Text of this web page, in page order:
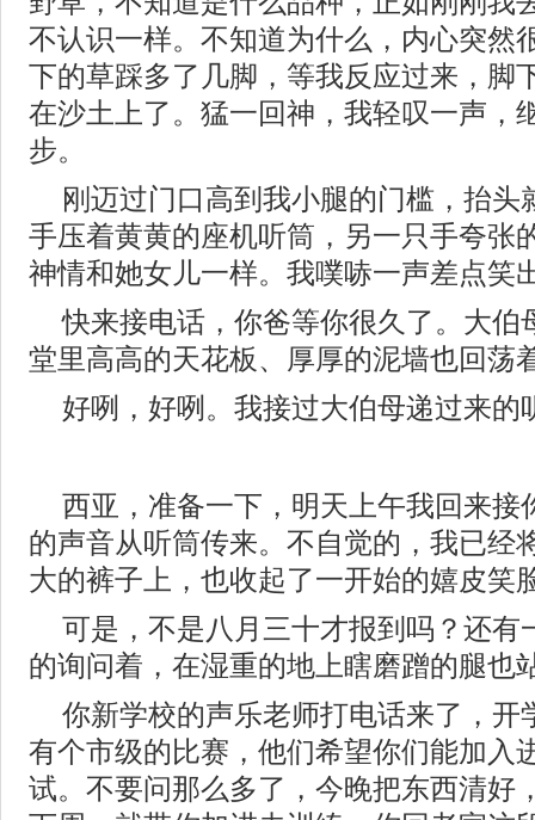
不认识一样。不知道为什么，内心突然
下的草踩多了几脚，等我反应过来，脚
在沙土上了。猛一回神，我轻叹一声，
步。
刚迈过门口高到我小腿的门槛，抬头
手压着黄黄的座机听筒，另一只手夸张
神情和她女儿一样。我噗哧一声差点笑
快来接电话，你爸等你很久了。大伯
堂里高高的天花板、厚厚的泥墙也回荡
好咧，好咧。我接过大伯母递过来的
西亚，准备一下，明天上午我回来接
的声音从听筒传来。不自觉的，我已经
大的裤子上，也收起了一开始的嬉皮笑
可是，不是八月三十才报到吗？还有
的询问着，在湿重的地上瞎磨蹭的腿也
你新学校的声乐老师打电话来了，开
有个市级的比赛，他们希望你们能加入
试。不要问那么多了，今晚把东西清好